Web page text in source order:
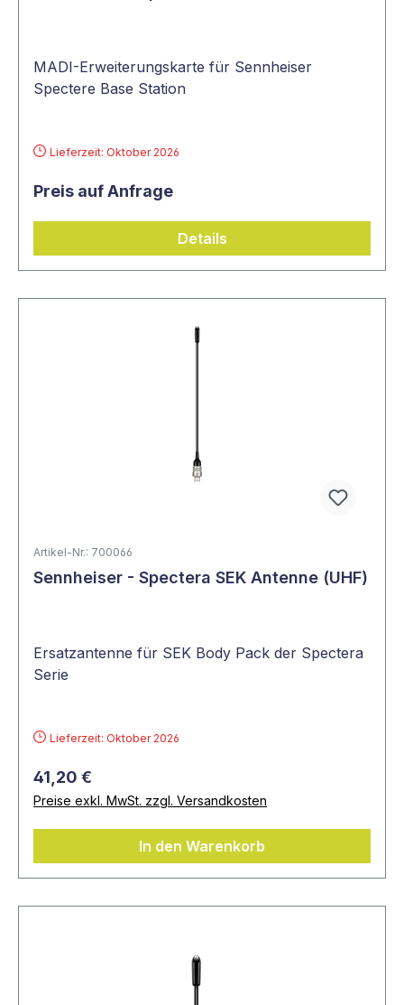
MADI-Erweiterungskarte für Sennheiser
Spectere Base Station
Lieferzeit: Oktober 2026
Preis auf Anfrage
Details
Artikel-Nr.: 700066
Sennheiser - Spectera SEK Antenne (UHF)
Ersatzantenne für SEK Body Pack der Spectera
Serie
Lieferzeit: Oktober 2026
41,20 €
Preise exkl. MwSt. zzgl. Versandkosten
In den Warenkorb